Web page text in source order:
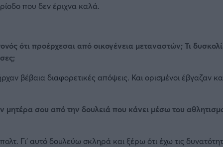
που δεν έριχνα καλά.
ότι προέρχεσαι από οικογένεια μεταναστών; Τι
βέβαια διαφορετικές απόψεις. Και ορισμένοι έβγαζαν
μητέρα σου από την δουλειά που κάνει μέσω του
Γι’ αυτό δουλεύω σκληρά και ξέρω ότι έχω τις